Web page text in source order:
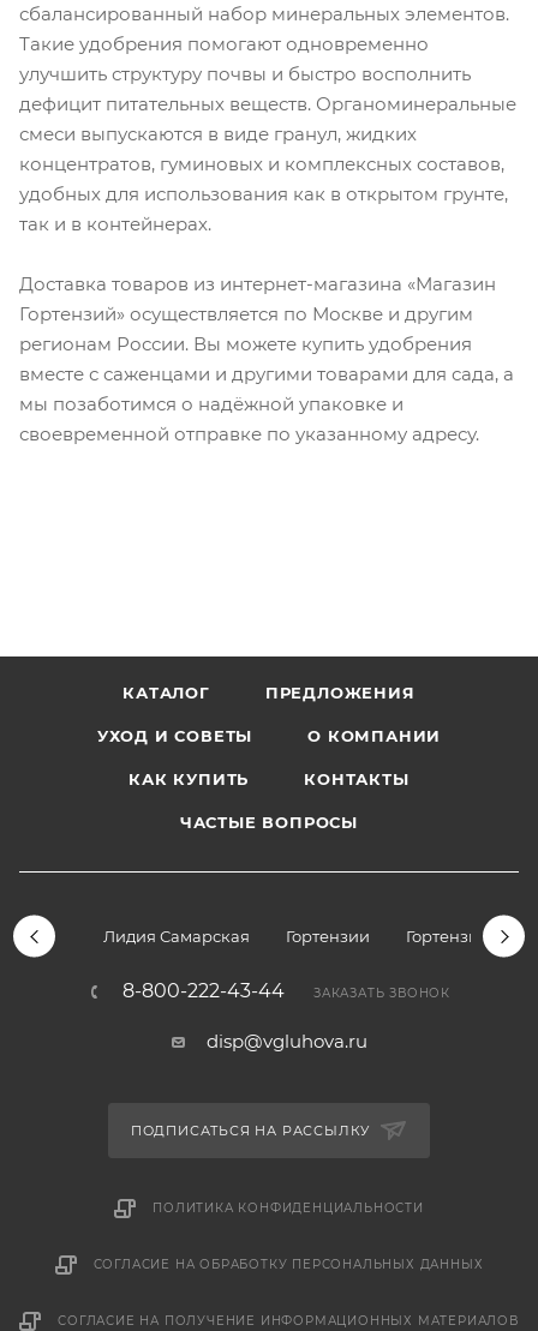
сбалансированный набор минеральных элементов.
Такие удобрения помогают одновременно
улучшить структуру почвы и быстро восполнить
дефицит питательных веществ. Органоминеральные
смеси выпускаются в виде гранул, жидких
концентратов, гуминовых и комплексных составов,
удобных для использования как в открытом грунте,
так и в контейнерах.
Доставка товаров из интернет-магазина «Магазин
Гортензий» осуществляется по Москве и другим
регионам России. Вы можете купить удобрения
вместе с саженцами и другими товарами для сада, а
мы позаботимся о надёжной упаковке и
своевременной отправке по указанному адресу.
КАТАЛОГ ПРЕДЛОЖЕНИЯ
УХОД И СОВЕТЫ О КОМПАНИИ
КАК КУПИТЬ КОНТАКТЫ
ЧАСТЫЕ ВОПРОСЫ
Лидия Самарская Гортензии Гортензии
8-800-222-43-44 ЗАКАЗАТЬ ЗВОНОК
disp@vgluhova.ru
ПОДПИСАТЬСЯ НА РАССЫЛКУ
ПОЛИТИКА КОНФИДЕНЦИАЛЬНОСТИ
СОГЛАСИЕ НА ОБРАБОТКУ ПЕРСОНАЛЬНЫХ ДАННЫХ
СОГЛАСИЕ НА ПОЛУЧЕНИЕ ИНФОРМАЦИОННЫХ МАТЕРИАЛОВ